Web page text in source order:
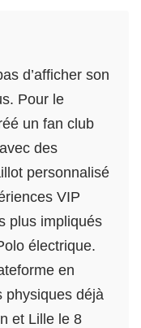
d’afficher son
Pour le
un fan club
des
personnalisé
VIP
plus impliqués
électrique.
en
physiques déjà
et Lille le 8